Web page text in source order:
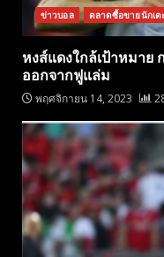
ข่าวบอล ตลาดซื้อขายนักเต
หงส์แดงใกล้เป้าหมาย
ออกจากฟูแล่ม
พฤศจิกายน 14, 2023